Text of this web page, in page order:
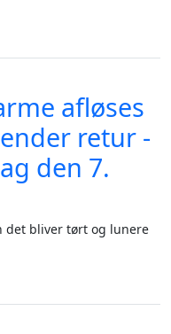
til 27 grader -
afløses
retur -
den 7.
det bliver tørt og lunere
afløses af regn før